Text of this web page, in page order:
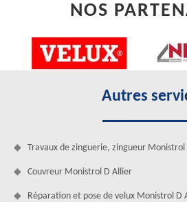
NOS
Autres
Travaux de zinguerie, zingueur Monistrol
Couvreur Monistrol D Allier
Réparation et pose de velux Monistrol D